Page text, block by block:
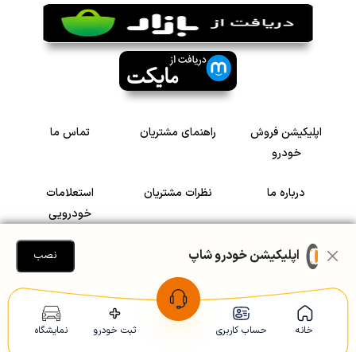
خانه حساب کاربری ثبت خودرو نمایشگاه
اپلیکیشن فروش
خودرو
راهنمای مشتریان تماس ما
درباره ما نظرات مشتریان
استعلامات
خودرویی
سرمایه گذاری در
رضایت مشتریان
Copyright © 2005-2026 Khodroshop.ir
اپلیکیشن خودرو شاپ نصب